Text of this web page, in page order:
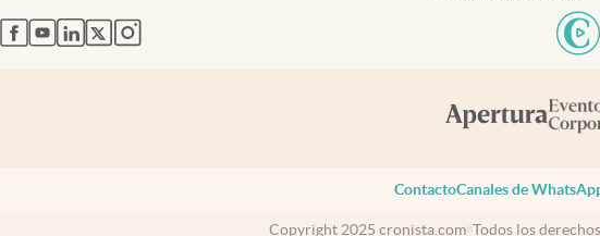
abre en nueva pestaña
abre en nueva pestaña
abre en nueva pestaña
abre en nueva pestaña
abre en nueva pestaña
ContactoCanales de
Copyright 2025 cronista.com Todos los